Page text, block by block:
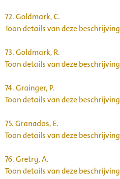
72.Goldmark, C.
Toon details van deze beschrijving
73.Goldmark, R.
Toon details van deze beschrijving
74.Grainger, P.
Toon details van deze beschrijving
75.Granados, E.
Toon details van deze beschrijving
76.Gretry, A.
Toon details van deze beschrijving